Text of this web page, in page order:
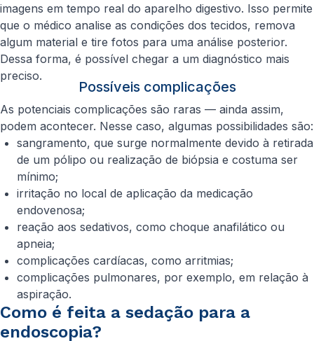
imagens em tempo real do aparelho digestivo. Isso permite
que o médico analise as condições dos tecidos, remova
algum material e tire fotos para uma análise posterior.
Dessa forma, é possível chegar a um diagnóstico mais
preciso.
Possíveis complicações
As potenciais complicações são raras — ainda assim,
podem acontecer. Nesse caso, algumas possibilidades são:
sangramento, que surge normalmente devido à retirada
de um pólipo ou realização de biópsia e costuma ser
mínimo;
irritação no local de aplicação da medicação
endovenosa;
reação aos sedativos, como choque anafilático ou
apneia;
complicações cardíacas, como arritmias;
complicações pulmonares, por exemplo, em relação à
aspiração.
Como é feita a sedação para a
endoscopia?